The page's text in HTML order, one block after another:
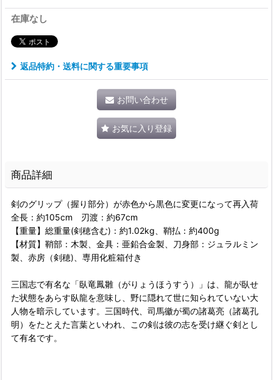
在庫なし
返品特約・送料に関する重要事項
お問い合わせ
お気に入り登録
商品詳細
剣のグリップ（握り部分）が赤色から黒色に変更になって再入荷
全長：約105cm 刃渡：約67cm
【重量】総重量(剣穂含む)：約1.02kg、鞘払：約400g
【材質】鞘部：木製、金具：亜鉛合金製、刀身部：ジュラルミン
製、赤房（剣穂)、専用化粧箱付き
三国志で有名な「臥竜鳳雛（がりょうほうすう）」は、龍が臥せ
た状態をあらす臥龍を意味し、野に隠れて世に知られていない大
人物を暗示しています。三国時代、司馬徽が蜀の諸葛亮（諸葛孔
明）をたとえた言葉といわれ、この剣は彼の志を受け継ぐ剣とし
て有名です。